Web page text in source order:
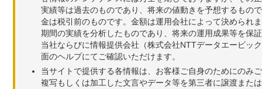
実績等は過去のものであり、将来の値動きを予想するもの
金は税引前のものです。金額は運用会社によって決められ
期間の実績を分析したものであり、将来の運用成果等を保
当社ならびに情報提供会社（株式会社NTTデータエービッ
面のヘルプにてご確認いただけます。
当サイトで提供する各情報は、お客様ご自身のためにのみ
複写もしくは加工した文言やデータ等を第三者に譲渡また